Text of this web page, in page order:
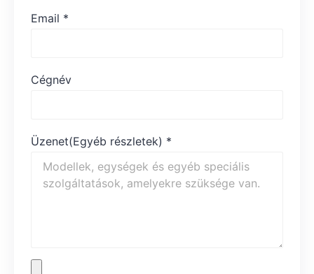
Email *
Cégnév
Üzenet(Egyéb részletek) *